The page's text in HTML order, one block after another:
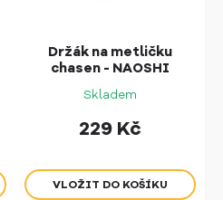
Držák na metličku
chasen - NAOSHI
Skladem
229 Kč